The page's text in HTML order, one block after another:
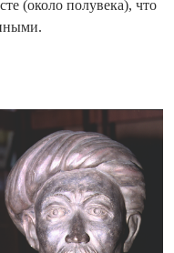
(около полувека), что